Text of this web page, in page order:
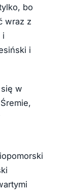
bo
wraz z
i
i
w